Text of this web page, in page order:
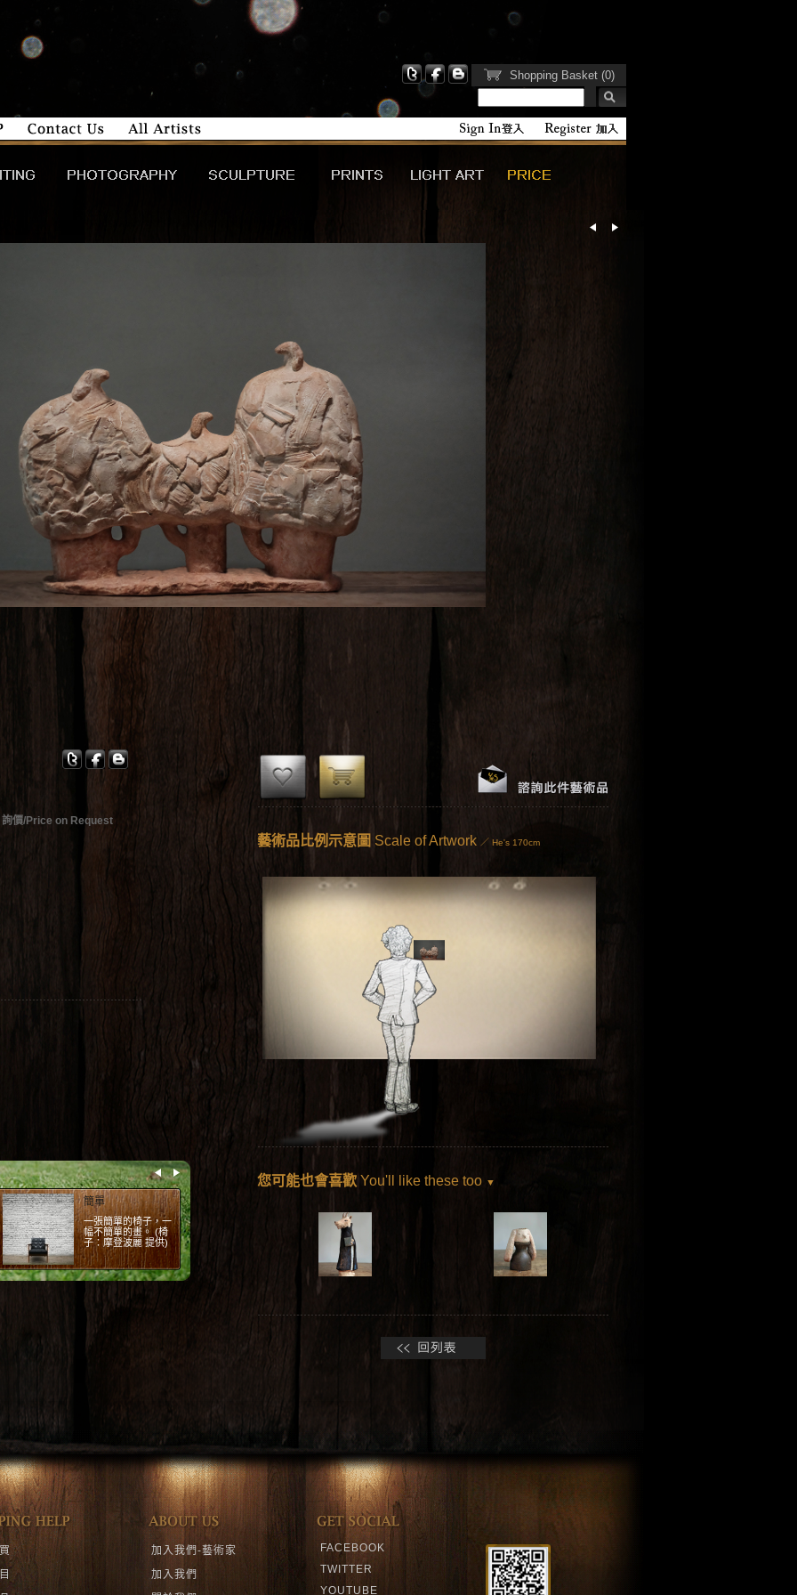
Shopping Basket (0)
詢價/Price on Request
床景
在舒適的房間裡，就
讓藝術品與你一起共
眠吧!
藝術品比例示意圖 Scale of Artwork ／ He's 170cm
您可能也會喜歡 You'll like these too ▼
加入我們-藝術家
加入我們
FACEBOOK
TWITTER
YOUTUBE